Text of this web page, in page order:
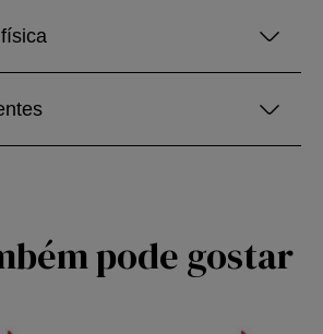
pode gostar